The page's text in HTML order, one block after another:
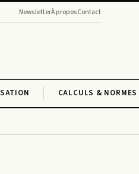
NewsletterÀ proposContact
CALCULS &